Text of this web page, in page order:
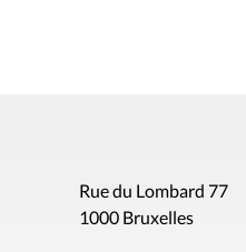
Rue du Lombard 77
1000 Bruxelles